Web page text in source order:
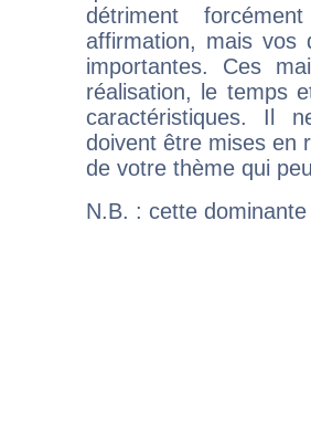
détriment
affirmation, mais
importantes. Ces
réalisation, le temps
caractéristiques. Il
doivent être mises en
de votre thème qui
N.B. : cette